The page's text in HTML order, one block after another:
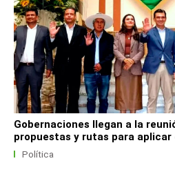
Gobernaciones llegan a la
propuestas y rutas para aplicar
Política